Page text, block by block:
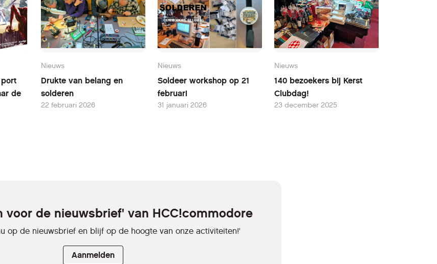
de
Nieuws
Drukte van belang en
solderen
22 februari 2026
Nieuws
Soldeer workshop op 21
februari
31 januari 2026
Nieuws
140 bezoekers bij Kerst
Clubdag!
23 december 2025
voor de nieuwsbrief' van HCC!commodore
op de nieuwsbrief en blijf op de hoogte van onze activiteiten!'
Aanmelden